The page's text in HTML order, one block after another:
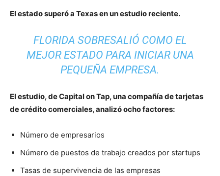
El estado superó a Texas en un estudio reciente.
FLORIDA SOBRESALIÓ COMO EL
MEJOR ESTADO PARA INICIAR UNA
PEQUEÑA EMPRESA.
El estudio, de Capital on Tap, una compañía de tarjetas
de crédito comerciales, analizó ocho factores:
Número de empresarios
Número de puestos de trabajo creados por startups
Tasas de supervivencia de las empresas